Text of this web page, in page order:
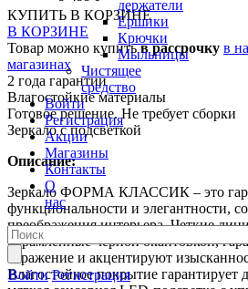
держатели
Ершики
Крючки
Мыльницы
Чистящее
средство
Войти
Регистрация
Акции
Магазины
Контакты
О
нас
Войти Регистрация
КУПИТЬ В КОРЗИНЕ
В КОРЗИНЕ
Товар можно купитьв рассрочку в
магазинах
2 года гарантии
Влагостойкие материалы
Готовое решение. Не требует сборки
Зеркало с подсветкой
Описание:
Зеркало ФОРМА КЛАССИК – это
функциональности и элегантности,
преображения интерьера. Четкие
обрамленные черной окантовкой,
отражение и акцентируют
Влагостойкое покрытие гарантирует